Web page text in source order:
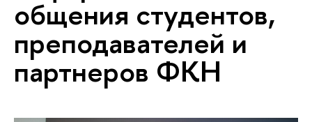
общения студентов,
преподавателей и
партнеров ФКН